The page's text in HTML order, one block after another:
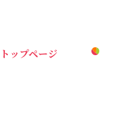
トップページ